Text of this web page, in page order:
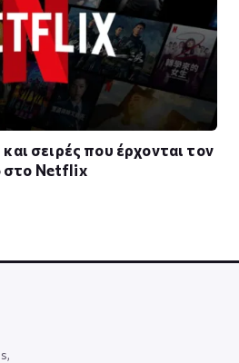
και σειρές που έρχονται τον
στο Netflix